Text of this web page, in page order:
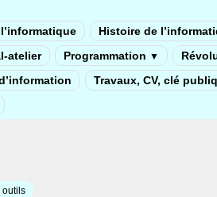
Histoire de
atelier Programmation ▼
Travaux, CV, clé
outils